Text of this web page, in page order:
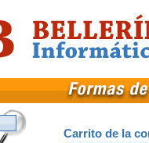
Carrito de la